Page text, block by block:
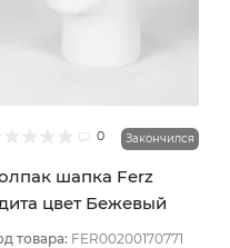
0 Закончился
шапка Ferz
цвет Бежевый
товара: FER00200170771